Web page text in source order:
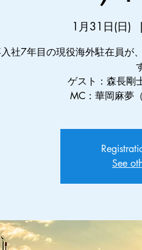
1月31日(日)
社7年目の現役海外駐在員が
ゲスト：森長剛
MC：華岡麻夢
See